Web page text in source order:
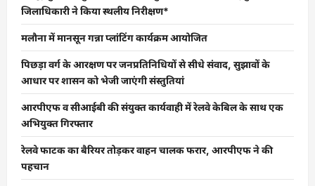
जिलाधिकारी ने किया स्थलीय निरीक्षण*
मलौना में मानसून गन्ना प्लांटिंग कार्यक्रम आयोजित
पिछड़ा वर्ग के आरक्षण पर जनप्रतिनिधियों से सीधे संवाद, सुझावों के
आधार पर शासन को भेजी जाएंगी संस्तुतियां
आरपीएफ व सीआईबी की संयुक्त कार्यवाही में रेलवे केबिल के साथ एक
अभियुक्त गिरफ्तार
रेलवे फाटक का बैरियर तोड़कर वाहन चालक फरार, आरपीएफ ने की
पहचान